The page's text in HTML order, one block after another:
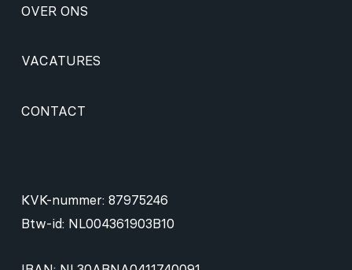
OVER ONS
VACATURES
CONTACT
KVK-nummer: 87975246
Btw-id: NL004361903B10